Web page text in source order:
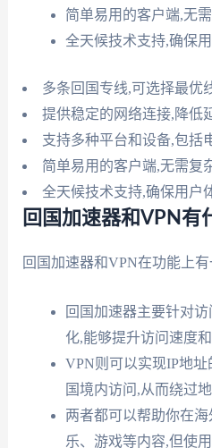
简单易用的客户端,无
全天候技术支持,确保
多条回国专线,可选择最优
提供稳定的网络连接,降低
支持多种平台和设备,包括
简单易用的客户端,无需复
全天候技术支持,确保用户
回国加速器和VPN有
回国加速器和VPN在功能上
回国加速器主要针对
化,能够提升访问速度和
VPN则可以实现IP地
国境内访问,从而绕过地
两者都可以帮助你在
乐、游戏等内容,但使